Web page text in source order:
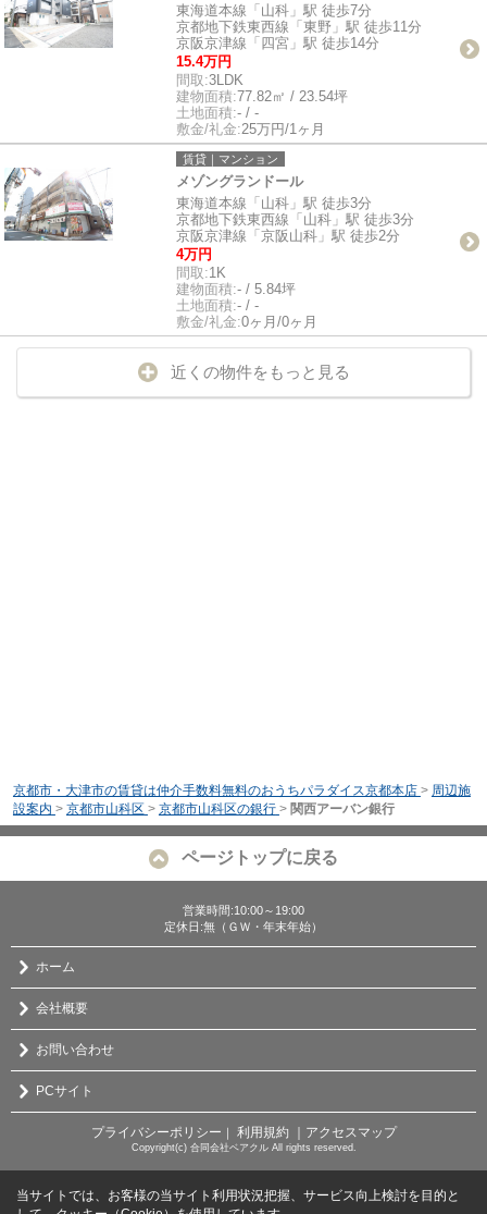
東海道本線「山科」駅 徒歩7分
京都地下鉄東西線「東野」駅 徒歩11分
京阪京津線「四宮」駅 徒歩14分
15.4万円
間取:3LDK
建物面積:77.82㎡ / 23.54坪
土地面積:- / -
敷金/礼金:25万円/1ヶ月
賃貸｜マンション
メゾングランドール
東海道本線「山科」駅 徒歩3分
京都地下鉄東西線「山科」駅 徒歩3分
京阪京津線「京阪山科」駅 徒歩2分
4万円
間取:1K
建物面積:- / 5.84坪
土地面積:- / -
敷金/礼金:0ヶ月/0ヶ月
近くの物件をもっと見る
京都市・大津市の賃貸は仲介手数料無料のおうちパラダイス京都本店 > 周辺施
設案内 > 京都市山科区 > 京都市山科区の銀行 > 関西アーバン銀行
ページトップに戻る
営業時間:10:00～19:00
定休日:無（ＧＷ・年末年始）
ホーム
会社概要
お問い合わせ
PCサイト
プライバシーポリシー ｜ 利用規約 ｜アクセスマップ
Copyright(c) 合同会社ベアクル All rights reserved.
当サイトでは、お客様の当サイト利用状況把握、サービス向上検討を目的と